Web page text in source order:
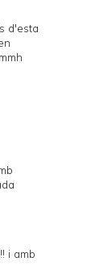
d'esta
i amb